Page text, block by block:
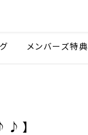
メンバーズ特典
】